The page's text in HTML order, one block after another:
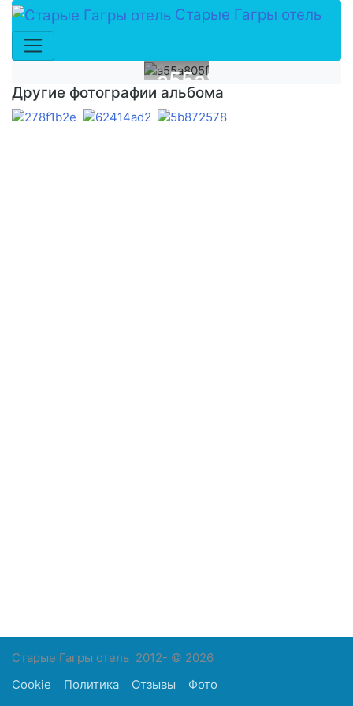
Старые Гагры отель
a55a805f
Другие фотографии альбома
Старые Гагры отель 2012- © 2026
Cookie
Политика Отзывы Фото